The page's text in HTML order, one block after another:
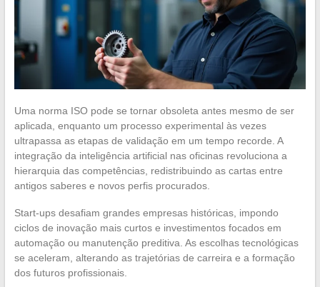
Uma norma ISO pode se tornar obsoleta antes mesmo de ser
aplicada, enquanto um processo experimental às vezes
ultrapassa as etapas de validação em um tempo recorde. A
integração da inteligência artificial nas oficinas revoluciona a
hierarquia das competências, redistribuindo as cartas entre
antigos saberes e novos perfis procurados.
Start-ups desafiam grandes empresas históricas, impondo
ciclos de inovação mais curtos e investimentos focados em
automação ou manutenção preditiva. As escolhas tecnológicas
se aceleram, alterando as trajetórias de carreira e a formação
dos futuros profissionais.